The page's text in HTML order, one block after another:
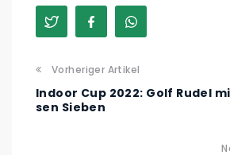
Vorheriger Artikel
Indoor Cup 2022: Golf Rudel
sen Sieben